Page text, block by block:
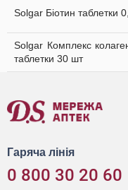
Solgar Біотин таблетки
Solgar Комплекс
таблетки 30 шт
Гаряча лінія
0 800 30 20 60